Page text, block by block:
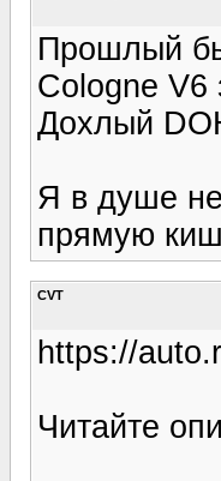
Прошлый
Cologne V6
Дохлый
Я в душе не
прямую
CVT
https://
Читайте